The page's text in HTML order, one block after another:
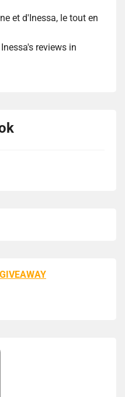
et d'Inessa, le tout en
reviews in